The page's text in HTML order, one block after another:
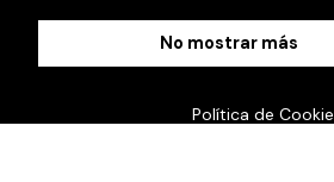
No mostrar más
Política de